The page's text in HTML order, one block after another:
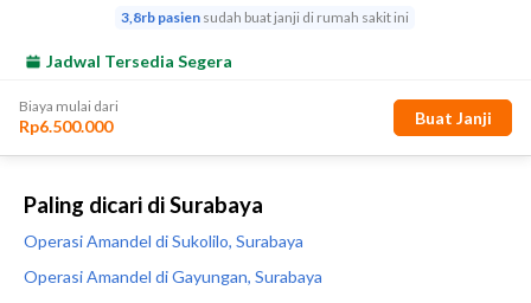
Paling dicari di Surabaya
Operasi Amandel di Sukolilo, Surabaya
Operasi Amandel di Gayungan, Surabaya